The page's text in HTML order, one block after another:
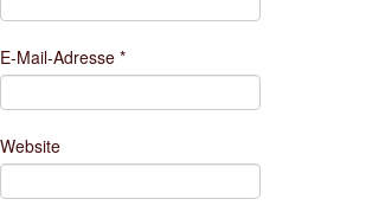
E-Mail-Adresse *
Website